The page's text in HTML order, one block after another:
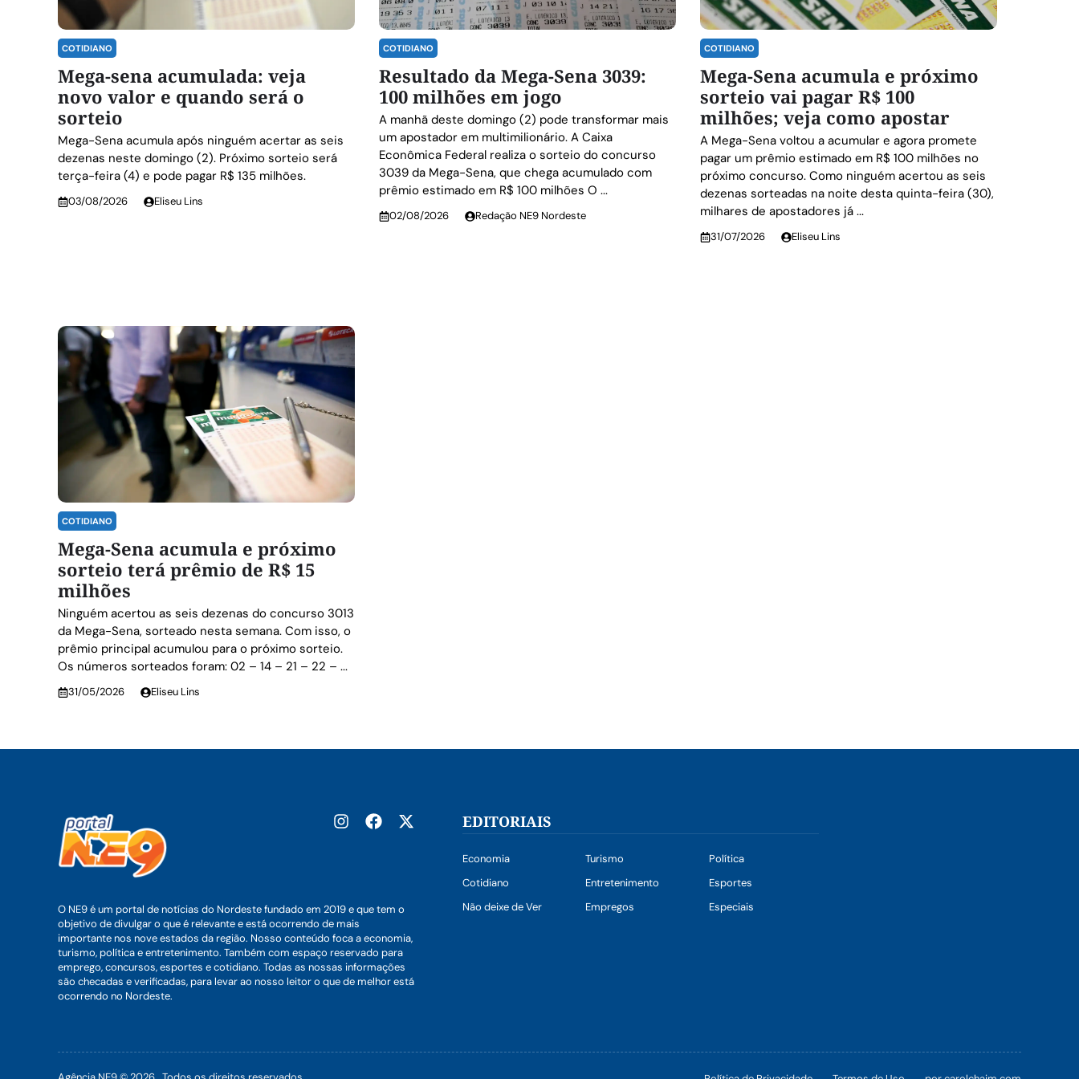
COTIDIANO
Mega-sena acumulada: veja
novo valor e quando será o
sorteio
Mega-Sena acumula após ninguém acertar as seis
dezenas neste domingo (2). Próximo sorteio será
terça-feira (4) e pode pagar R$ 135 milhões.
03/08/2026 Eliseu Lins
COTIDIANO
Resultado da Mega-Sena 3039:
100 milhões em jogo
A manhã deste domingo (2) pode transformar mais
um apostador em multimilionário. A Caixa
Econômica Federal realiza o sorteio do concurso
3039 da Mega-Sena, que chega acumulado com
prêmio estimado em R$ 100 milhões O ...
02/08/2026 Redação NE9 Nordeste
COTIDIANO
Mega-Sena acumula e próximo
sorteio vai pagar R$ 100
milhões; veja como apostar
A Mega-Sena voltou a acumular e agora promete
pagar um prêmio estimado em R$ 100 milhões no
próximo concurso. Como ninguém acertou as seis
dezenas sorteadas na noite desta quinta-feira (30),
milhares de apostadores já ...
31/07/2026 Eliseu Lins
COTIDIANO
Mega-Sena acumula e próximo
sorteio terá prêmio de R$ 15
milhões
Ninguém acertou as seis dezenas do concurso 3013
da Mega-Sena, sorteado nesta semana. Com isso, o
prêmio principal acumulou para o próximo sorteio.
Os números sorteados foram: 02 – 14 – 21 – 22 – ...
31/05/2026 Eliseu Lins
O NE9 é um portal de notícias do Nordeste fundado em 2019 e que tem o
objetivo de divulgar o que é relevante e está ocorrendo de mais
importante nos nove estados da região. Nosso conteúdo foca a economia,
turismo, política e entretenimento. Também com espaço reservado para
emprego, concursos, esportes e cotidiano. Todas as nossas informações
são checadas e verificadas, para levar ao nosso leitor o que de melhor está
ocorrendo no Nordeste.
EDITORIAIS
Economia Turismo
Política
Cotidiano
Entretenimento
Esportes
Não deixe de Ver
Empregos Especiais